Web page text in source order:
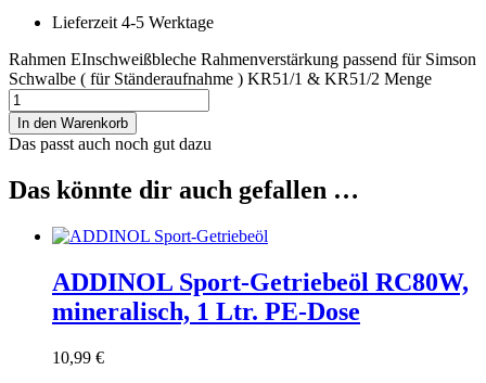
Lieferzeit 4-5 Werktage
Rahmen EInschweißbleche Rahmenverstärkung passend für Simson
Schwalbe ( für Ständeraufnahme ) KR51/1 & KR51/2 Menge
In den Warenkorb
Das passt auch noch gut dazu
Das könnte dir auch gefallen …
ADDINOL Sport-Getriebeöl RC80W,
mineralisch, 1 Ltr. PE-Dose
10,99 €